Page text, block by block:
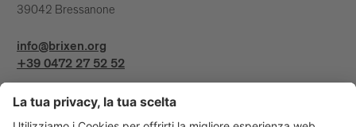
39042 Bressanone
info@brixen.org
+39 0472 27 52 52